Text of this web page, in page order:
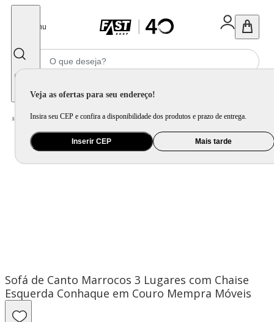
Menu
Veja as ofertas para seu endereço!
Insira seu CEP e confira a disponibilidade dos produtos e prazo de entrega.
Inserir CEP Mais tarde
Home Móveis e Decoração / Móveis para Sala de Estar / Sofá
Sofá de Canto Marrocos 3 Lugares com Chaise
Esquerda Conhaque em Couro Mempra Móveis